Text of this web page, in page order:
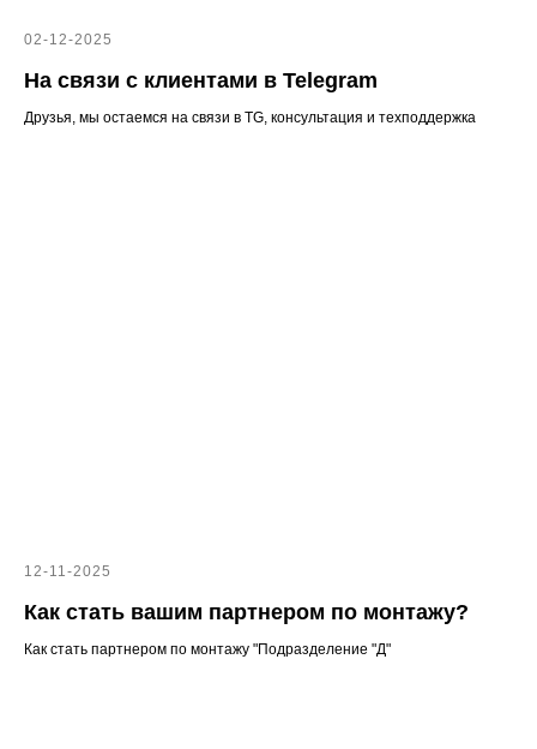
02-12-2025
На связи с клиентами в Telegram
Друзья, мы остаемся на связи в TG, консультация и техподдержка
12-11-2025
Как стать вашим партнером по монтажу?
Как стать партнером по монтажу "Подразделение "Д"